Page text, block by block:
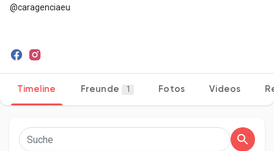
Entdecken Seiten
@caragenciaeu
Timeline Freunde Fotos Videos